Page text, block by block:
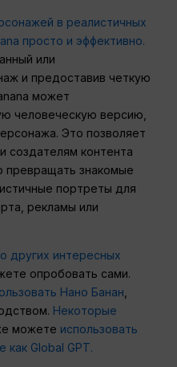
в реалистичных
просто и эффективно.
или
и предоставив четкую
может
человеческую версию,
Это позволяет
создателям контента
превращать знакомые
портреты для
рекламы или
других интересных
опробовать сами.
Нано Банан
Некоторые
можете использовать
как Global GPT.